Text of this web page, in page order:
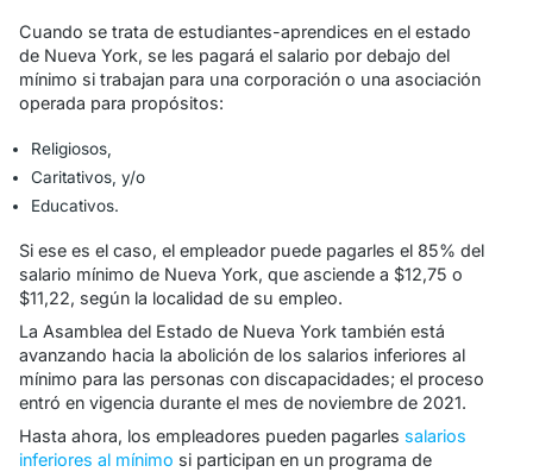
Cuando se trata de estudiantes-aprendices en el estado
de Nueva York, se les pagará el salario por debajo del
mínimo si trabajan para una corporación o una asociación
operada para propósitos:
Religiosos,
Caritativos, y/o
Educativos.
Si ese es el caso, el empleador puede pagarles el 85% del
salario mínimo de Nueva York, que asciende a $12,75 o
$11,22, según la localidad de su empleo.
La Asamblea del Estado de Nueva York también está
avanzando hacia la abolición de los salarios inferiores al
mínimo para las personas con discapacidades; el proceso
entró en vigencia durante el mes de noviembre de 2021.
Hasta ahora, los empleadores pueden pagarles salarios
inferiores al mínimo si participan en un programa de